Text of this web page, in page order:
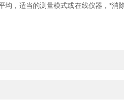
，适当的测量模式或在线仪器，*消